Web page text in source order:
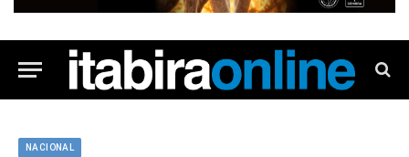
NACIONAL